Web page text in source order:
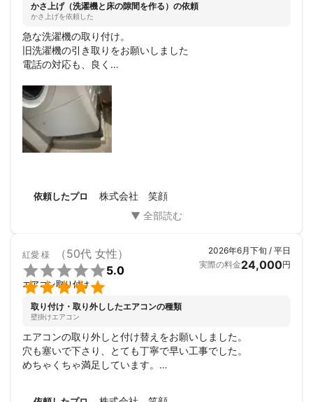
かさ上げ（洗濯機と床の隙間を作る）の依頼
かさ上げを依頼した
急な洗濯機の取り付け。
旧洗濯機の引き取りをお願いしました
電話の対応も、良く
ありがとうございました。
依頼したプロ 株式会社 笑顔
紅愛 様 （50代 女性）


5.0
エアコン取り付け
2026年6月下旬 / 平日
実際の料金24,000円
取り付け・取り外ししたエアコンの種類
壁掛けエアコン
エアコンの取り外しと付け替えをお願いしました。
穴も塞いで下さり、とても丁寧で早い工事でした。
めちゃくちゃ満足しています。